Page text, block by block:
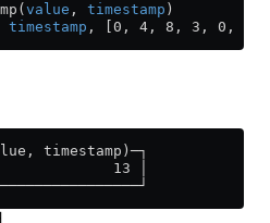
value , timestamp )
timestamp , [0, 4, 8, 3, 0, 0,
timestamp)─┐
13 │